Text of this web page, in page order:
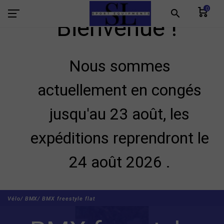
search 0
Bienvenue !
Nous sommes
actuellement en congés
jusqu'au 23 août, les
expéditions reprendront le
24 août 2026 .
Vélo/ BMX/ BMX freestyle flat